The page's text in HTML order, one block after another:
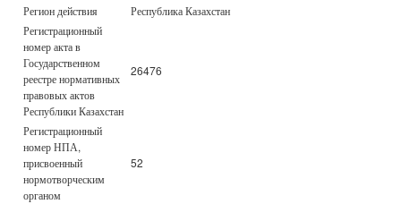
Регион действия
Республика Казахстан
Регистрационный
номер акта в
Государственном
реестре нормативных
правовых актов
Республики Казахстан
26476
Регистрационный
номер НПА,
присвоенный
нормотворческим
органом
52